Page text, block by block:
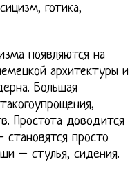
готика,
появляются на
архитектуры и
Большая
Простота доводится
просто
– стулья, сидения.